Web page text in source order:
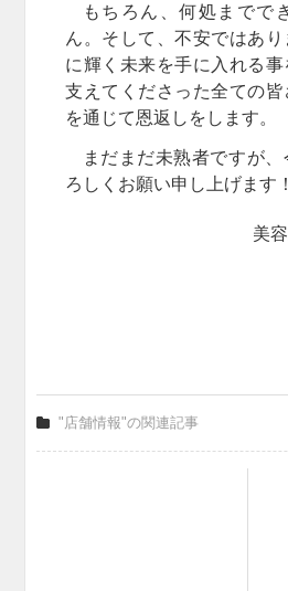
もちろん、何処までで
ん。そして、不安ではあ
に輝く未来を手に入れる
支えてくださった全ての
を通じて恩返しをします。
まだまだ未熟者ですが
ろしくお願い申し上げます！
美
"店舗情報"の関連記事